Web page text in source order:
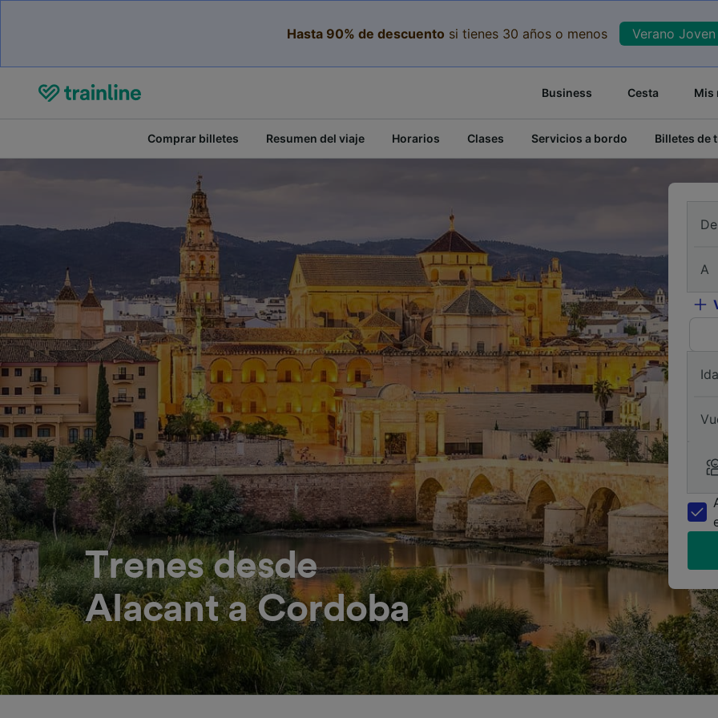
Hasta 90% de descuento si tienes 30 años o menos Verano
Business Cesta Mis
Comprar billetes Resumen del viaje Horarios Clases Servicios a bordo Billetes de
Trenes desde
Alacant a Cordoba
De
A
Ida